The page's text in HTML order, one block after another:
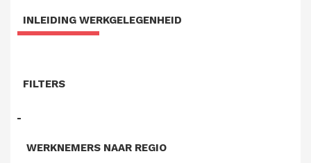
INLEIDING WERKGELEGENHEID
FILTERS
WERKNEMERS NAAR REGIO